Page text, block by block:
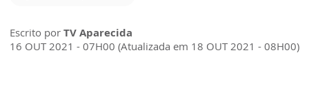
Escrito por TV Aparecida
16 OUT 2021 - 07H00 (Atualizada em 18 OUT 2021 - 08H00)